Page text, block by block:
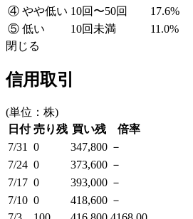
④ やや低い 10回〜50回
17.6%
⑤ 低い
10回未満
11.0%
閉じる
信用取引
(単位：株)
日付 売り残 買い残
倍率
7/31
0 347,800 －
7/24 0 373,600 －
7/17 0 393,000 －
7/10 0 418,600 －